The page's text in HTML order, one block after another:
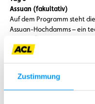
Zustimmung
Assuan (fakultativ)
Auf dem Programm steht
Assuan-Hochdamms – ein
Grundlage für die
antiken
altägyptischer